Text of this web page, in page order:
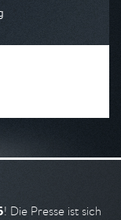
! Die Presse ist sich